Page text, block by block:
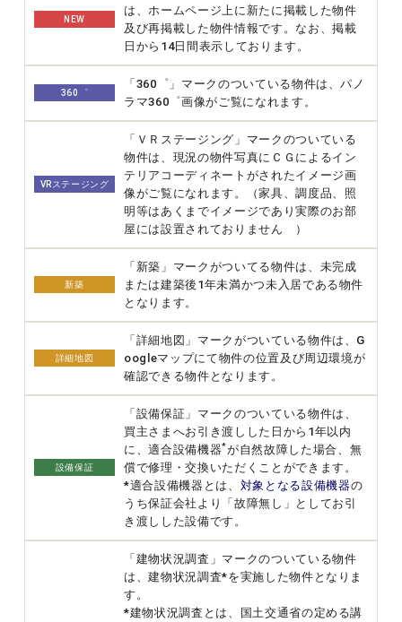
NEW
は、ホームページ上に新たに掲載した物件
及び再掲載した物件情報です。なお、掲載
日から14日間表示しております。
360゜
「360゜」マークのついている物件は、パノ
ラマ360゜画像がご覧になれます。
VRステージング
「ＶＲステージング」マークのついている
物件は、現況の物件写真にＣＧによるイン
テリアコーディネートがされたイメージ画
像がご覧になれます。（家具、調度品、照
明等はあくまでイメージであり実際のお部
屋には設置されておりません ）
新築
「新築」マークがついてる物件は、未完成
または建築後1年未満かつ未入居である物件
となります。
詳細地図
「詳細地図」マークがついている物件は、G
oogleマップにて物件の位置及び周辺環境が
確認できる物件となります。
設備保証
「設備保証」マークのついている物件は、
買主さまへお引き渡しした日から1年以内
に、適合設備機器*が自然故障した場合、無
償で修理・交換いただくことができます。
*適合設備機器とは、 対象となる設備機器の
うち保証会社より「故障無し」としてお引
き渡しした設備です。
「建物状況調査」マークのついている物件
は、建物状況調査*を実施した物件となりま
す。
*建物状況調査とは、国土交通省の定める講